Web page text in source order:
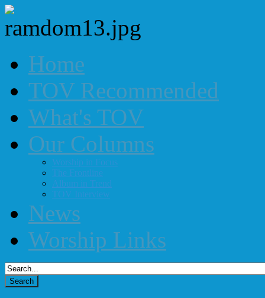
Home
TOV Recommended
What's TOV
Our Columns
Worship in Focus
The Frontline
Album in Trend
TOV Interview
News
Worship Links